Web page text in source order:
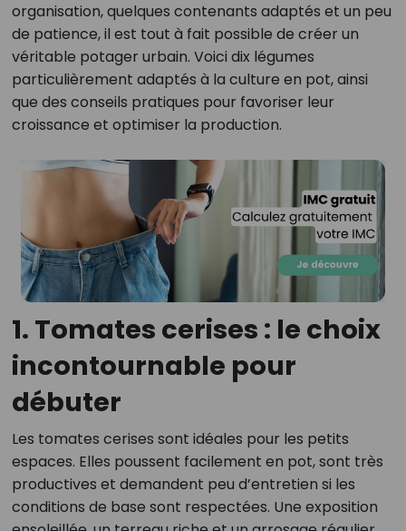
organisation, quelques contenants adaptés et un peu
de patience, il est tout à fait possible de créer un
véritable potager urbain. Voici dix légumes
particulièrement adaptés à la culture en pot, ainsi
que des conseils pratiques pour favoriser leur
croissance et optimiser la production.
1. Tomates cerises : le choix
incontournable pour
débuter
Les tomates cerises sont idéales pour les petits
espaces. Elles poussent facilement en pot, sont très
productives et demandent peu d’entretien si les
conditions de base sont respectées. Une exposition